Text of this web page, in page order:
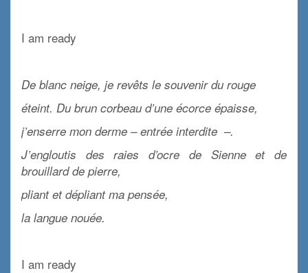
I am ready
De blanc neige, je revêts le souvenir du rouge
éteint. Du brun corbeau d’une écorce épaisse,
j’enserre mon derme – entrée interdite –.
J’engloutis des raies d’ocre de Sienne et de
brouillard de pierre,
pliant et dépliant ma pensée,
la langue nouée.
I am ready